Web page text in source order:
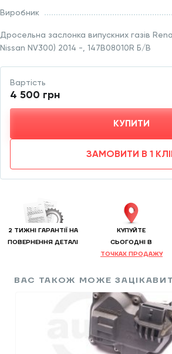
Дросельна заслонка випускних газів
Nissan NV300) 2014 -, 147B08010R Б/В
Виробник
Вартість
4 500 грн
КУПИТИ
ЗАМОВИТИ В 1
2 ТИЖНІ ГАРАНТІЇ НА
ПОВЕРНЕННЯ ДЕТАЛІ
КУПУЙТЕ
CЬОГОДНІ В
ТОЧКАХ ПРОДАЖУ
ВАС ТАКОЖ МОЖЕ